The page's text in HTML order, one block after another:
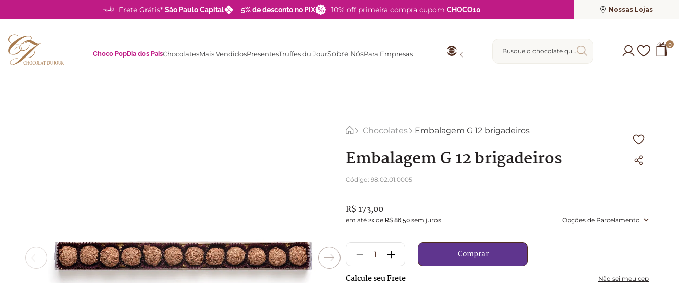
Frete Grátis* São Paulo Capital 5% de desconto no PIX 10% off primeira compra cupom CHOCO10 Nossas Lojas
Choco PopDia dos PaisChocolatesMais VendidosPresentesTruffes du JourSobre NósPara Empresas
Busque o chocolate que deseja 0
Chocolates Embalagem G 12 brigadeiros
Embalagem G 12 brigadeiros
Código: 98.02.01.0005
R$ 173,00
em até 2x de R$ 86,50 sem juros Opções de Parcelamento
＋
－ Comprar
Não sei meu cep
10º caixa